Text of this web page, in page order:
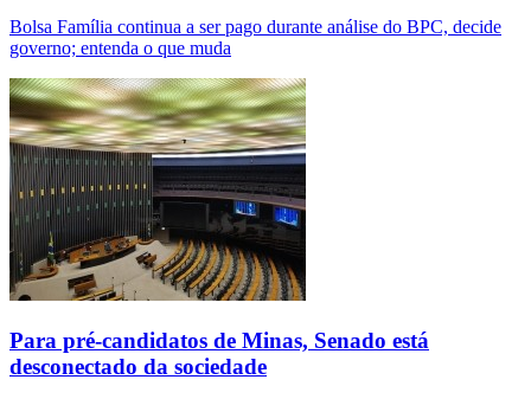
Bolsa Família continua a ser pago durante análise do BPC, decide
governo; entenda o que muda
Para pré-candidatos de Minas, Senado está
desconectado da sociedade